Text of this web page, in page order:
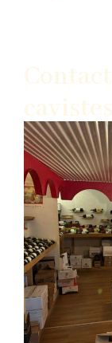
cavistes